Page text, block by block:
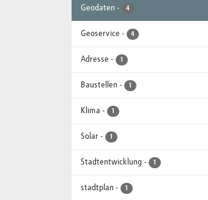
Geodaten - 4
Geoservice - 4
Adresse - 1
Baustellen - 1
Klima - 1
Solar - 1
Stadtentwicklung - 1
stadtplan - 1